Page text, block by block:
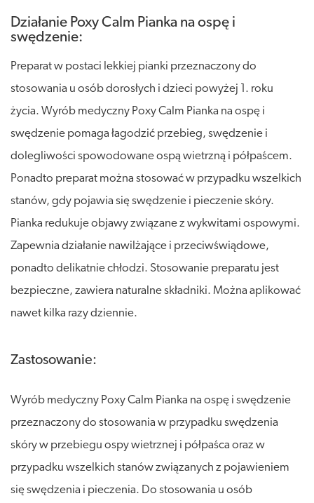
Działanie Poxy Calm Pianka na ospę i
swędzenie:
Preparat w postaci lekkiej pianki przeznaczony do
stosowania u osób dorosłych i dzieci powyżej 1. roku
życia. Wyrób medyczny Poxy Calm Pianka na ospę i
swędzenie pomaga łagodzić przebieg, swędzenie i
dolegliwości spowodowane ospą wietrzną i półpaścem.
Ponadto preparat można stosować w przypadku wszelkich
stanów, gdy pojawia się swędzenie i pieczenie skóry.
Pianka redukuje objawy związane z wykwitami ospowymi.
Zapewnia działanie nawilżające i przeciwświądowe,
ponadto delikatnie chłodzi. Stosowanie preparatu jest
bezpieczne, zawiera naturalne składniki. Można aplikować
nawet kilka razy dziennie.
Zastosowanie:
Wyrób medyczny Poxy Calm Pianka na ospę i swędzenie
przeznaczony do stosowania w przypadku swędzenia
skóry w przebiegu ospy wietrznej i półpaśca oraz w
przypadku wszelkich stanów związanych z pojawieniem
się swędzenia i pieczenia. Do stosowania u osób